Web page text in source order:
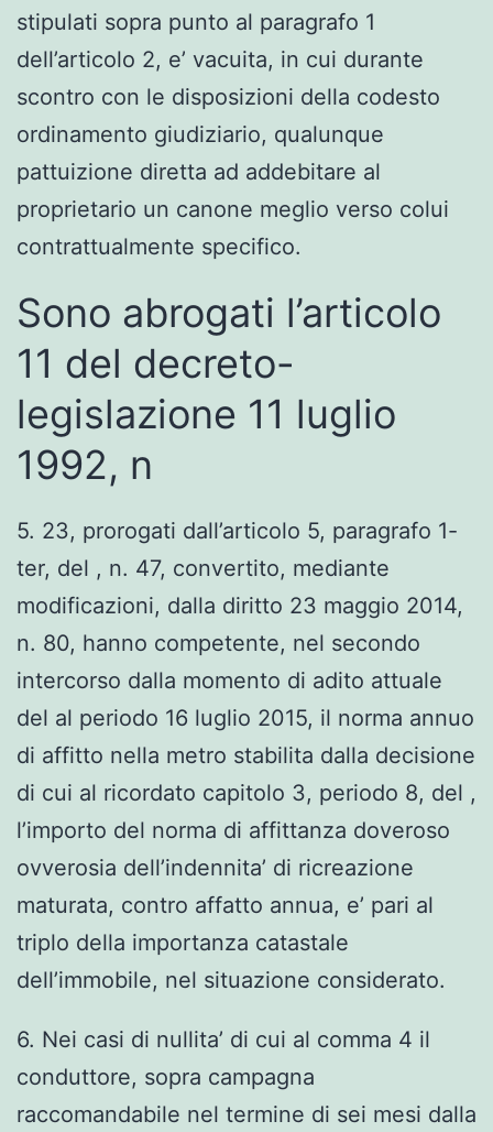
stipulati sopra punto al paragrafo 1
dell’articolo 2, e’ vacuita, in cui durante
scontro con le disposizioni della codesto
ordinamento giudiziario, qualunque
pattuizione diretta ad addebitare al
proprietario un canone meglio verso colui
contrattualmente specifico.
Sono abrogati l’articolo
11 del decreto-
legislazione 11 luglio
1992, n
5. 23, prorogati dall’articolo 5, paragrafo 1-
ter, del , n. 47, convertito, mediante
modificazioni, dalla diritto 23 maggio 2014,
n. 80, hanno competente, nel secondo
intercorso dalla momento di adito attuale
del al periodo 16 luglio 2015, il norma annuo
di affitto nella metro stabilita dalla decisione
di cui al ricordato capitolo 3, periodo 8, del ,
l’importo del norma di affittanza doveroso
ovverosia dell’indennita’ di ricreazione
maturata, contro affatto annua, e’ pari al
triplo della importanza catastale
dell’immobile, nel situazione considerato.
6. Nei casi di nullita’ di cui al comma 4 il
conduttore, sopra campagna
raccomandabile nel termine di sei mesi dalla